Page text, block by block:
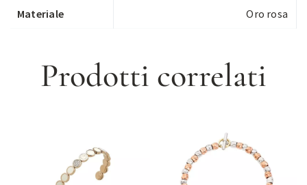
Materiale Oro rosa
Prodotti correlati